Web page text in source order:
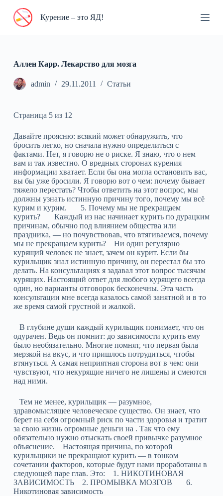
П
Курение – это ЯД!
Аллен Карр. Лекарство для мозга
admin 29.11.2011 Статьи
Страница 5 из 12
Давайте проясню: всякий может обнаружить, что
бросить легко, но сначала нужно определиться с
фактами. Нет, я говорю не о риске. Я знаю, что о нем
вам и так известно. О вредных сторонах курения
информации хватает. Если бы она могла остановить вас,
вы бы уже бросили. Я говорю вот о чем: почему бывает
тяжело перестать? Чтобы ответить на этот вопрос, мы
должны узнать истинную причину того, почему мы всё
курим и курим. 5. Почему мы не прекращаем
курить? Каждый из нас начинает курить по дурацким
причинам, обычно под влиянием общества или
праздника, — но почувствовав, что втягиваемся, почему
мы не прекращаем курить? Ни один регулярно
курящий человек не знает, зачем он курит. Если бы
курильщик знал истинную причину, он перестал бы это
делать. На консультациях я задавал этот вопрос тысячам
курящих. Настоящий ответ для любого курящего всегда
один, но варианты отговорок бесконечны. Эта часть
консультации мне всегда казалось самой занятной и в то
же время самой грустной и жалкой.
В глубине души каждый курильщик понимает, что он
одурачен. Ведь он помнит: до зависимости курить ему
было необязательно. Многие помнят, что первая была
мерзкой на вкус, и что пришлось потрудиться, чтобы
втянуться. А самая неприятная сторона вот в чем: они
чувствуют, что некурящие ничего не лишены и смеются
над ними.
Тем не менее, курильщик — разумное,
здравомыслящее человеческое существо. Он знает, что
берет на себя огромный риск по части здоровья и тратит
за свою жизнь огромные деньги на . Так что ему
обязательно нужно отыскать своей привычке разумное
объяснение. Настоящая причина, по которой
курильщики не прекращают курить — в тонком
сочетании факторов, которые будут нами проработаны в
следующей паре глав. Это: 1. НИКОТИНОВАЯ
ЗАВИСИМОСТЬ 2. ПРОМЫВКА МОЗГОВ 6.
Никотиновая зависимость